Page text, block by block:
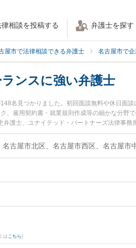
律相談を投稿する 弁護士を探す
屋市で法律相談できる弁護士 名古屋市で
ンスに強い弁護士
名見つかりました。初回面談無料や休日面
、雇用契約書・就業規則作成等の細かな分野
護士、ユナイテッド・パートナーズ法律事
業主・フリーランスのトラブルを今すぐに弁
主・フリーランスを法律相談できる名古屋市
はこちら)